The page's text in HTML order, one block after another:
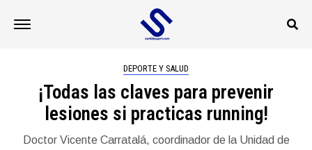
DEPORTE Y SALUD
¡Todas las claves para prevenir
lesiones si practicas running!
Doctor Vicente Carratalá, coordinador de la Unidad de